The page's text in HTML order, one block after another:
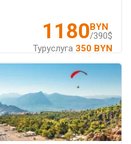
1180BYN
/390$
Туруслуга 350 BYN